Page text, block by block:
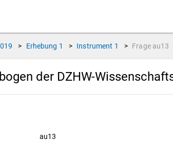
> Erhebung 1 > Instrument 1 > Frage au13
der DZHW-
au13